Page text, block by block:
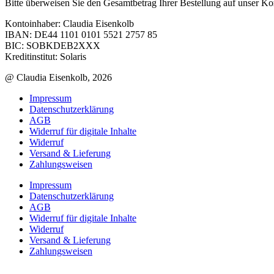
Bitte überweisen Sie den Gesamtbetrag Ihrer Bestellung auf unser
Kontoinhaber: Claudia Eisenkolb
IBAN: DE44 1101 0101 5521 2757 85
BIC: SOBKDEB2XXX
Kreditinstitut: Solaris
@ Claudia Eisenkolb, 2026
Impressum
Datenschutzerklärung
AGB
Widerruf für digitale Inhalte
Widerruf
Versand & Lieferung
Zahlungsweisen
Impressum
Datenschutzerklärung
AGB
Widerruf für digitale Inhalte
Widerruf
Versand & Lieferung
Zahlungsweisen